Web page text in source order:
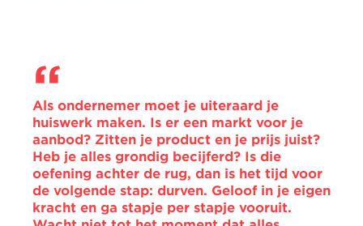
Als ondernemer moet je uiteraard je
huiswerk maken. Is er een markt voor je
aanbod? Zitten je product en je prijs juist?
Heb je alles grondig becijferd? Is die
oefening achter de rug, dan is het tijd voor
de volgende stap: durven. Geloof in je eigen
kracht en ga stapje per stapje vooruit.